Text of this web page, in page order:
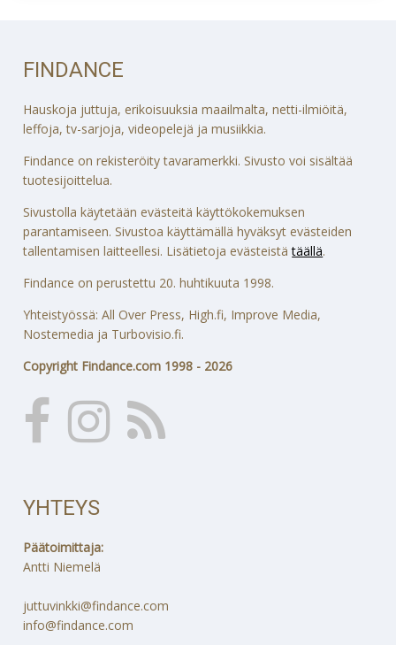
FINDANCE
Hauskoja juttuja, erikoisuuksia maailmalta, netti-ilmiöitä,
leffoja, tv-sarjoja, videopelejä ja musiikkia.
Findance on rekisteröity tavaramerkki. Sivusto voi sisältää
tuotesijoittelua.
Sivustolla käytetään evästeitä käyttökokemuksen
parantamiseen. Sivustoa käyttämällä hyväksyt evästeiden
tallentamisen laitteellesi. Lisätietoja evästeistätäällä.
Findance on perustettu 20. huhtikuuta 1998.
Yhteistyössä: All Over Press, High.fi, Improve Media,
Nostemedia ja Turbovisio.fi.
Copyright Findance.com 1998 - 2026
YHTEYS
Päätoimittaja:
Antti Niemelä
juttuvinkki@findance.com
info@findance.com